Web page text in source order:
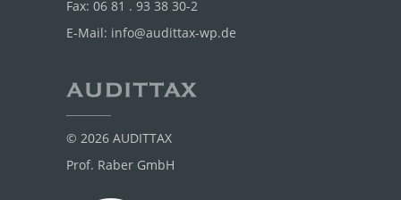
Fax: 06 81 . 93 38 30-2
E-Mail: info@audittax-wp.de
© 2026 AUDITTAX
Prof. Raber GmbH